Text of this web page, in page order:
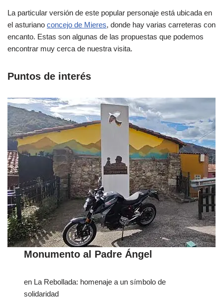
La particular versión de este popular personaje está ubicada en
el asturiano concejo de Mieres, donde hay varias carreteras con
encanto. Estas son algunas de las propuestas que podemos
encontrar muy cerca de nuestra visita.
Puntos de interés
Monumento al Padre Ángel
en La Rebollada: homenaje a un símbolo de
solidaridad